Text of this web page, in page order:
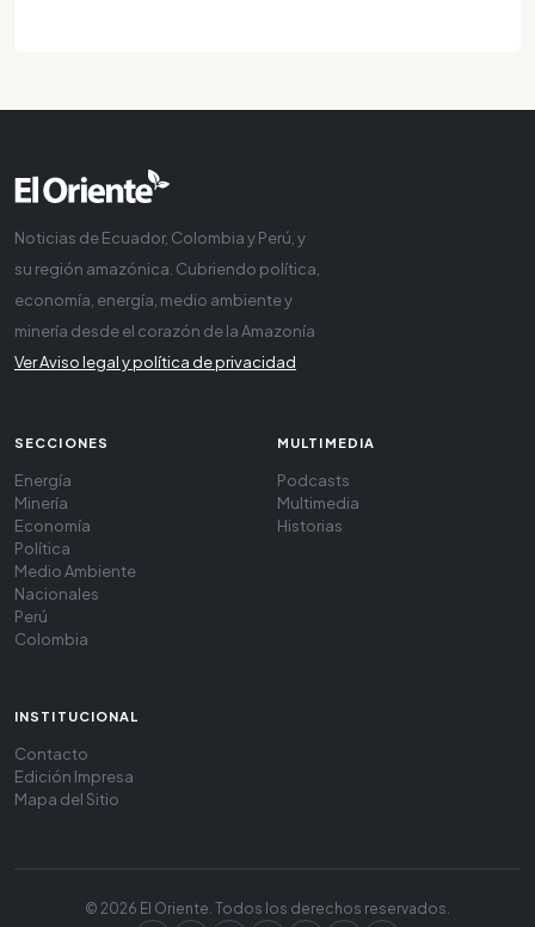
Noticias de Ecuador, Colombia y Perú, y
su región amazónica. Cubriendo política,
economía, energía, medio ambiente y
minería desde el corazón de la Amazonía
Ver Aviso legal y política de privacidad
SECCIONES
Energía
Minería
Economía
Política
Medio Ambiente
Nacionales
Perú
Colombia
MULTIMEDIA
Podcasts
Multimedia
Historias
INSTITUCIONAL
Contacto
Edición Impresa
Mapa del Sitio
© 2026 El Oriente. Todos los derechos reservados.